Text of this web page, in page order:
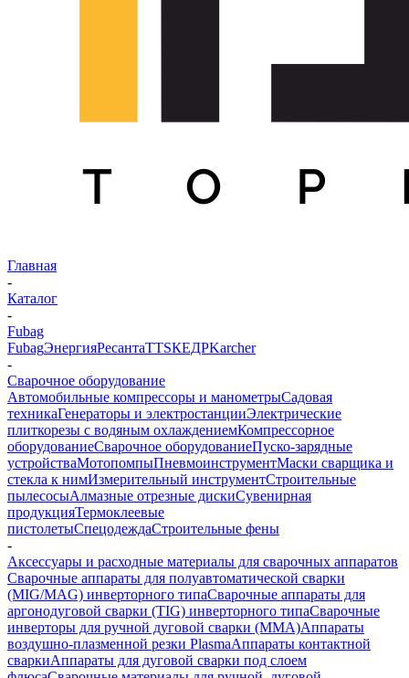
Главная
-
Каталог
-
Fubag
FubagЭнергияРесантаTTSКЕДРKarcher
-
Сварочное оборудование
Автомобильные компрессоры и манометрыСадовая
техникаГенераторы и электростанцииЭлектрические
плиткорезы с водяным охлаждениемКомпрессорное
оборудованиеСварочное оборудованиеПуско-зарядные
устройстваМотопомпыПневмоинструментМаски сварщика и
стекла к нимИзмерительный инструментСтроительные
пылесосыАлмазные отрезные дискиСувенирная
продукцияТермоклеевые
пистолетыСпецодеждаСтроительные фены
-
Аксессуары и расходные материалы для сварочных аппаратов
Сварочные аппараты для полуавтоматической сварки
(MIG/MAG) инверторного типаСварочные аппараты для
аргонодуговой сварки (TIG) инверторного типаСварочные
инверторы для ручной дуговой сварки (MMA)Аппараты
воздушно-плазменной резки PlasmaАппараты контактной
сваркиАппараты для дуговой сварки под слоем